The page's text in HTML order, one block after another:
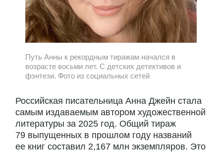
Путь Анны к рекордным тиражам начался в
возрасте восьми лет. С детских детективов и
фэнтези. Фото из социальных сетей
Российская писательница Анна Джейн стала
самым издаваемым автором художественной
литературы за 2025 год. Общий тираж
79 выпущенных в прошлом году названий
ее книг составил 2,167 млн экземпляров. Это